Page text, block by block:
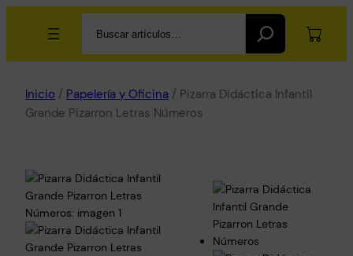
Inicio / Papelería y Oficina / Pizarra Didáctica Infantil
Grande Pizarron Letras Números